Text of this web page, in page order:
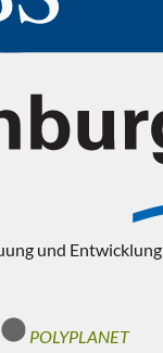
und Entwicklung
POLYPLANET